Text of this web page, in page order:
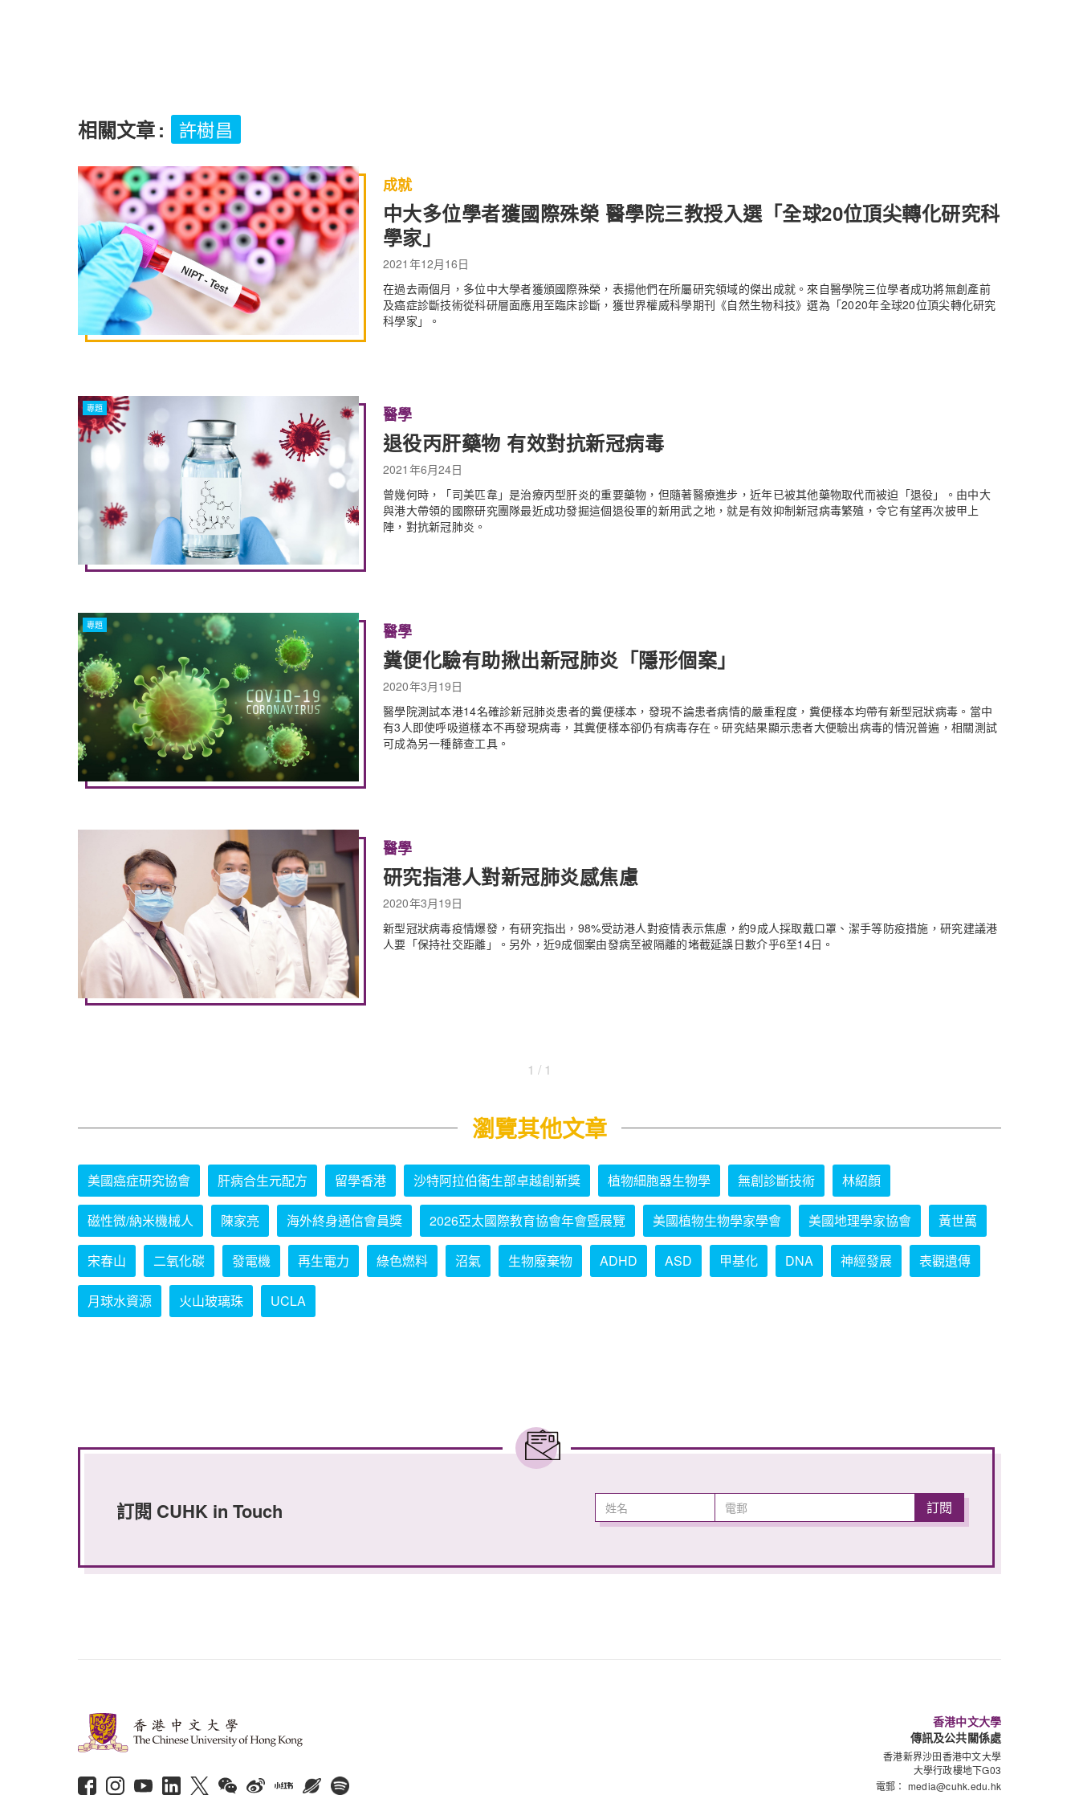
相關文章: 許樹昌
成就
中大多位學者獲國際殊榮 醫學院三教授入選「全球20位頂尖轉化研究科
學家」
2021年12月16日
在過去兩個月，多位中大學者獲頒國際殊榮，表揚他們在所屬研究領域的傑出成就。來自醫學院三位學者成功將無創產前
及癌症診斷技術從科研層面應用至臨床診斷，獲世界權威科學期刊《自然生物科技》選為「2020年全球20位頂尖轉化研究
科學家」。
專題 醫學
退役丙肝藥物 有效對抗新冠病毒
2021年6月24日
曾幾何時，「司美匹韋」是治療丙型肝炎的重要藥物，但隨著醫療進步，近年已被其他藥物取代而被迫「退役」。由中大
與港大帶領的國際研究團隊最近成功發掘這個退役軍的新用武之地，就是有效抑制新冠病毒繁殖，令它有望再次披甲上
陣，對抗新冠肺炎。
專題 醫學
糞便化驗有助揪出新冠肺炎「隱形個案」
2020年3月19日
醫學院測試本港14名確診新冠肺炎患者的糞便樣本，發現不論患者病情的嚴重程度，糞便樣本均帶有新型冠狀病毒。當中
有3人即使呼吸道樣本不再發現病毒，其糞便樣本卻仍有病毒存在。研究結果顯示患者大便驗出病毒的情況普遍，相關測試
可成為另一種篩查工具。
醫學
研究指港人對新冠肺炎感焦慮
2020年3月19日
新型冠狀病毒疫情爆發，有研究指出，98%受訪港人對疫情表示焦慮，約9成人採取戴口罩、潔手等防疫措施，研究建議港
人要「保持社交距離」。另外，近9成個案由發病至被隔離的堵截延誤日數介乎6至14日。
1 / 1
瀏覽其他文章
美國癌症研究協會 肝病合生元配方 留學香港 沙特阿拉伯衞生部卓越創新獎 植物細胞器生物學 無創診斷技術 林紹顏
磁性微/納米機械人 陳家亮 海外終身通信會員獎 2026亞太國際教育協會年會暨展覽 美國植物生物學家學會 美國地理學家協會 黃世萬
宋春山 二氧化碳 發電機 再生電力 綠色燃料 沼氣 生物廢棄物 ADHD ASD 甲基化 DNA 神經發展 表觀遺傳
月球水資源 火山玻璃珠 UCLA
訂閱 CUHK in Touch
香港中文大學
傳訊及公共關係處
香港新界沙田香港中文大學
大學行政樓地下G03
電郵： media@cuhk.edu.hk